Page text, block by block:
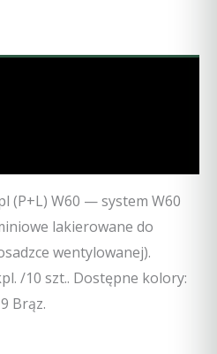
(P+L) W60 — system W60
lakierowane do
wentylowanej).
/10 szt.. Dostępne kolory:
Brąz.